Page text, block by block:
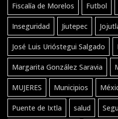
Fiscalía de Morelos Futbol
Inseguridad Jiutepec
José Luis Urióstegui Salgado
Margarita González Saravia
MUJERES Municipios
Puente de Ixtla salud